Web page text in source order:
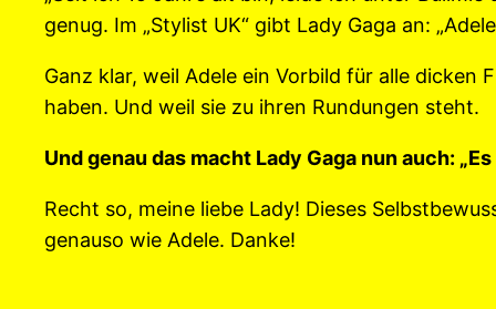
genug. Im „Stylist UK“ gibt Lady Gaga an:
Ganz klar, weil Adele ein Vorbild für alle dicken
haben. Und weil sie zu ihren Rundungen steht.
Und genau das macht Lady Gaga nun auch:
Recht so, meine liebe Lady! Dieses
genauso wie Adele. Danke!